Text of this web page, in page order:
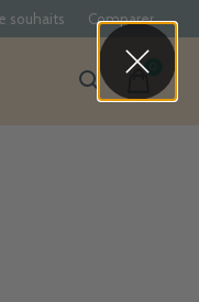
souhaits Comparer
items